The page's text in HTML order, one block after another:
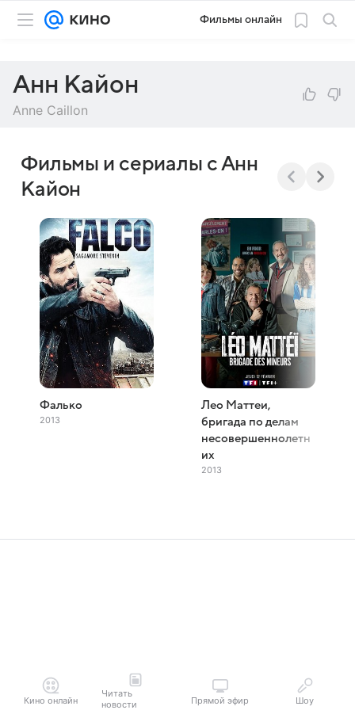
Фильмы онлайн
Анн Кайон
Anne Caillon
Фильмы и сериалы с Анн
Кайон
Фалько
2013
Лео Маттеи,
бригада по делам
несовершеннолетн
их
2013
Кино онлайн
Читать
новости
Прямой эфир Шоу